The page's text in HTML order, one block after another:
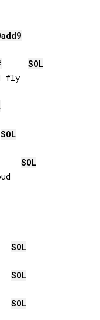
add9
SOL
fly
SOL
SOL
SOL
SOL
SOL